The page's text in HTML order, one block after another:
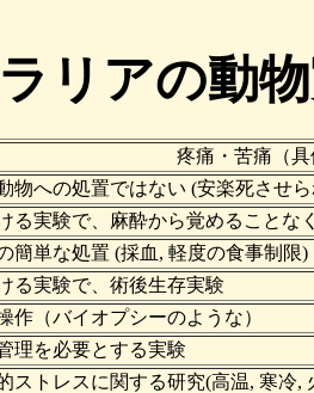
リアの動
疼痛・苦痛（
物への処置ではない (安楽死させ
る実験で、麻酔から覚めることな
簡単な処置 (採血, 軽度の食事制限)
る実験で、術後生存実験
作（バイオプシーのような）
理を必要とする実験
ストレスに関する研究(高温, 寒冷,